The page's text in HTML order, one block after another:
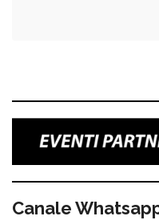
Canale